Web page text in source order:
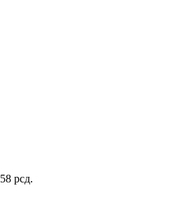
рсд.